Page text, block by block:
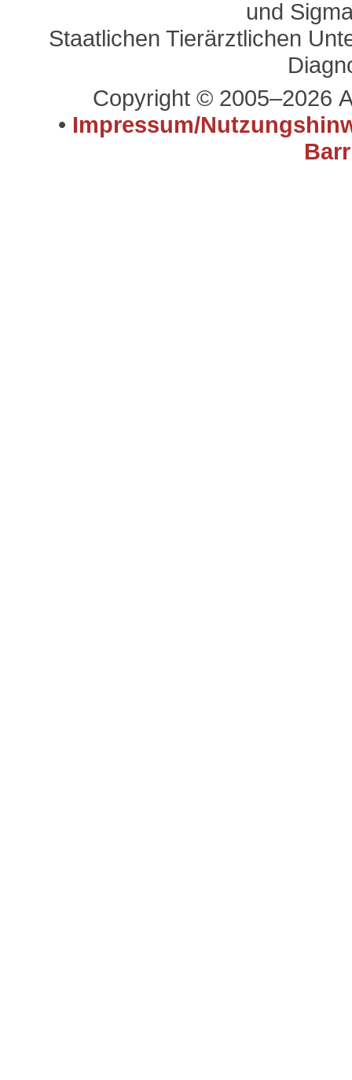
und
Staatlichen Tierärztlichen
Copyright © 2005–2026
• Impressum/